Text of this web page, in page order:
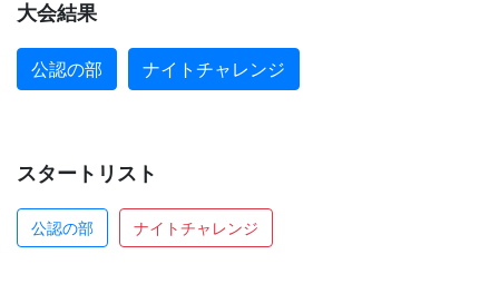
大会結果
公認の部 ナイトチャレンジ
スタートリスト
公認の部 ナイトチャレンジ